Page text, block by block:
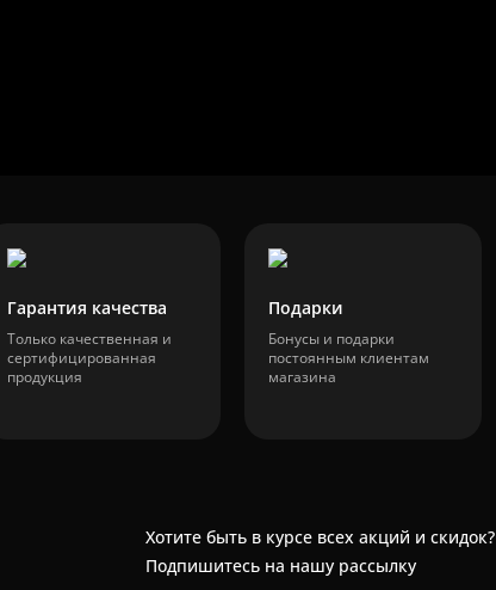
Гарантия качества
Только качественная и
сертифицированная
продукция
Подарки
Бонусы и подарки
постоянным клиентам
магазина
Хотите быть в курсе всех акций и скидок?
Подпишитесь на нашу рассылку